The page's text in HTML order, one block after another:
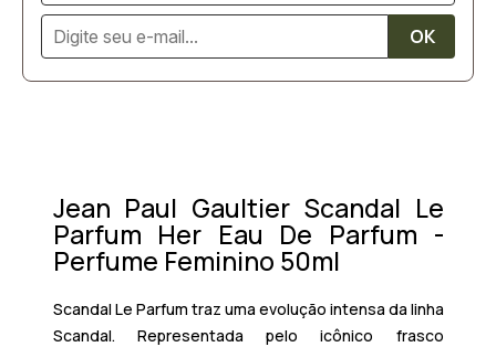
Jean Paul Gaultier Scandal Le
Parfum Her Eau De Parfum -
Perfume Feminino 50ml
Scandal Le Parfum traz uma evolução intensa da linha
Scandal. Representada pelo icônico frasco